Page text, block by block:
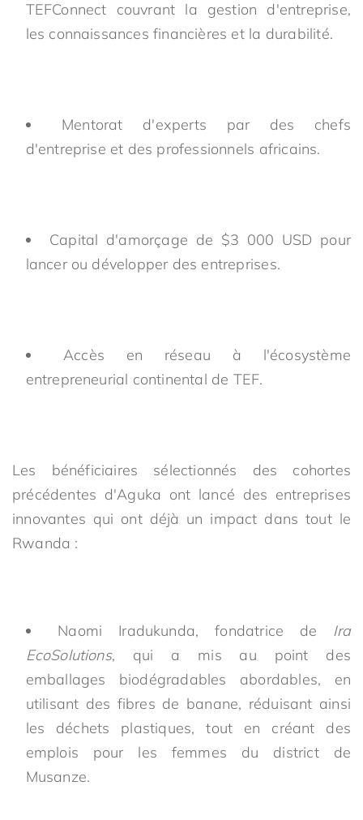
TEFConnect couvrant la gestion d'entreprise,
les connaissances financières et la durabilité.
Mentorat d'experts par des chefs
d'entreprise et des professionnels africains.
Capital d'amorçage de $3 000 USD pour
lancer ou développer des entreprises.
Accès en réseau à l'écosystème
entrepreneurial continental de TEF.
Les bénéficiaires sélectionnés des cohortes
précédentes d'Aguka ont lancé des entreprises
innovantes qui ont déjà un impact dans tout le
Rwanda :
Naomi Iradukunda, fondatrice de Ira
EcoSolutions, qui a mis au point des
emballages biodégradables abordables, en
utilisant des fibres de banane, réduisant ainsi
les déchets plastiques, tout en créant des
emplois pour les femmes du district de
Musanze.